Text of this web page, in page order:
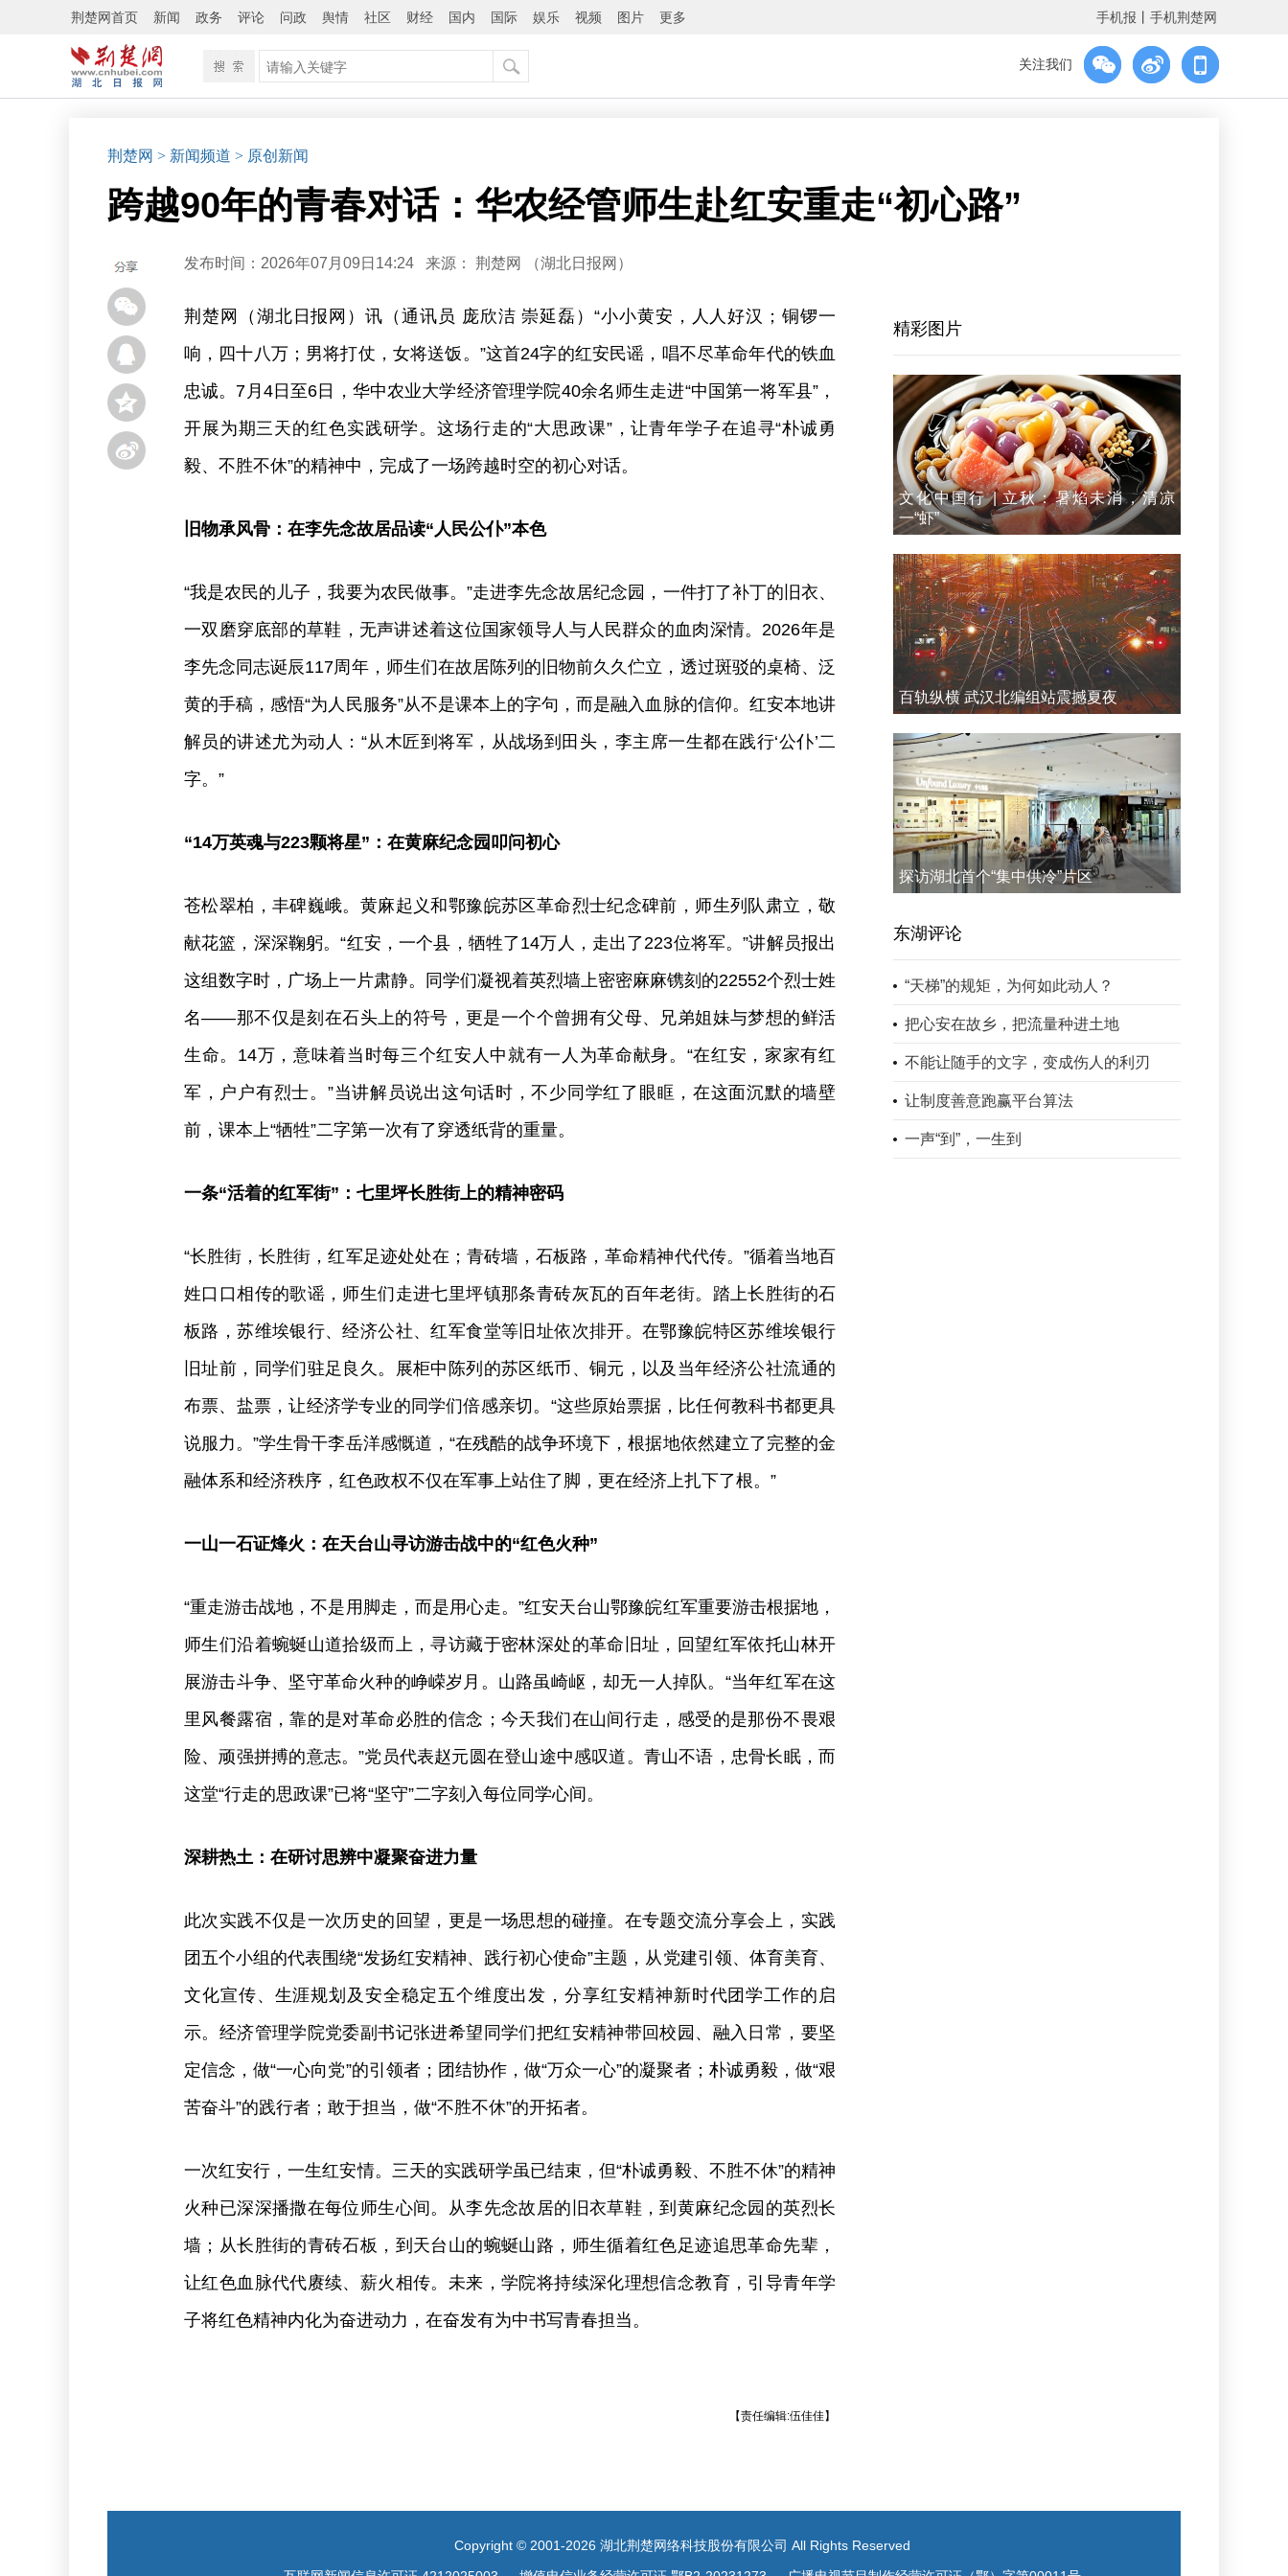
荆楚网首页 新闻 政务 评论 问政 舆情 社区 财经 国内 国际 娱乐 视频 图片 更多 手机报 手机荆楚网
关注我们
荆楚网 > 新闻频道 > 原创新闻
跨越90年的青春对话：华农经管师生赴红安重走“初心路”
发布时间：2026年07月09日14:24 来源： 荆楚网 ​（湖北日报网）
荆楚网（湖北日报网）讯（通讯员 庞欣洁 崇延磊）“小小黄安，人人好汉；铜锣一
响，四十八万；男将打仗，女将送饭。”这首24字的红安民谣，唱不尽革命年代的铁血
忠诚。7月4日至6日，华中农业大学经济管理学院40余名师生走进“中国第一将军县”，
开展为期三天的红色实践研学。这场行走的“大思政课”，让青年学子在追寻“朴诚勇
毅、不胜不休”的精神中，完成了一场跨越时空的初心对话。
旧物承风骨：在李先念故居品读“人民公仆”本色
“我是农民的儿子，我要为农民做事。”走进李先念故居纪念园，一件打了补丁的旧衣、
一双磨穿底部的草鞋，无声讲述着这位国家领导人与人民群众的血肉深情。2026年是
李先念同志诞辰117周年，师生们在故居陈列的旧物前久久伫立，透过斑驳的桌椅、泛
黄的手稿，感悟“为人民服务”从不是课本上的字句，而是融入血脉的信仰。红安本地讲
解员的讲述尤为动人：“从木匠到将军，从战场到田头，李主席一生都在践行‘公仆’二
字。”
“14万英魂与223颗将星”：在黄麻纪念园叩问初心
苍松翠柏，丰碑巍峨。黄麻起义和鄂豫皖苏区革命烈士纪念碑前，师生列队肃立，敬
献花篮，深深鞠躬。“红安，一个县，牺牲了14万人，走出了223位将军。”讲解员报出
这组数字时，广场上一片肃静。同学们凝视着英烈墙上密密麻麻镌刻的22552个烈士姓
名——那不仅是刻在石头上的符号，更是一个个曾拥有父母、兄弟姐妹与梦想的鲜活
生命。14万，意味着当时每三个红安人中就有一人为革命献身。“在红安，家家有红
军，户户有烈士。”当讲解员说出这句话时，不少同学红了眼眶，在这面沉默的墙壁
前，课本上“牺牲”二字第一次有了穿透纸背的重量。
一条“活着的红军街”：七里坪长胜街上的精神密码
“长胜街，长胜街，红军足迹处处在；青砖墙，石板路，革命精神代代传。”循着当地百
姓口口相传的歌谣，师生们走进七里坪镇那条青砖灰瓦的百年老街。踏上长胜街的石
板路，苏维埃银行、经济公社、红军食堂等旧址依次排开。在鄂豫皖特区苏维埃银行
旧址前，同学们驻足良久。展柜中陈列的苏区纸币、铜元，以及当年经济公社流通的
布票、盐票，让经济学专业的同学们倍感亲切。“这些原始票据，比任何教科书都更具
说服力。”学生骨干李岳洋感慨道，“在残酷的战争环境下，根据地依然建立了完整的金
融体系和经济秩序，红色政权不仅在军事上站住了脚，更在经济上扎下了根。”
一山一石证烽火：在天台山寻访游击战中的“红色火种”
“重走游击战地，不是用脚走，而是用心走。”红安天台山鄂豫皖红军重要游击根据地，
师生们沿着蜿蜒山道拾级而上，寻访藏于密林深处的革命旧址，回望红军依托山林开
展游击斗争、坚守革命火种的峥嵘岁月。山路虽崎岖，却无一人掉队。“当年红军在这
里风餐露宿，靠的是对革命必胜的信念；今天我们在山间行走，感受的是那份不畏艰
险、顽强拼搏的意志。”党员代表赵元圆在登山途中感叹道。青山不语，忠骨长眠，而
这堂“行走的思政课”已将“坚守”二字刻入每位同学心间。
深耕热土：在研讨思辨中凝聚奋进力量
此次实践不仅是一次历史的回望，更是一场思想的碰撞。在专题交流分享会上，实践
团五个小组的代表围绕“发扬红安精神、践行初心使命”主题，从党建引领、体育美育、
文化宣传、生涯规划及安全稳定五个维度出发，分享红安精神新时代团学工作的启
示。经济管理学院党委副书记张进希望同学们把红安精神带回校园、融入日常，要坚
定信念，做“一心向党”的引领者；团结协作，做“万众一心”的凝聚者；朴诚勇毅，做“艰
苦奋斗”的践行者；敢于担当，做“不胜不休”的开拓者。
一次红安行，一生红安情。三天的实践研学虽已结束，但“朴诚勇毅、不胜不休”的精神
火种已深深播撒在每位师生心间。从李先念故居的旧衣草鞋，到黄麻纪念园的英烈长
墙；从长胜街的青砖石板，到天台山的蜿蜒山路，师生循着红色足迹追思革命先辈，
让红色血脉代代赓续、薪火相传。未来，学院将持续深化理想信念教育，引导青年学
子将红色精神内化为奋进动力，在奋发有为中书写青春担当。
【责任编辑:伍佳佳】
精彩图片
文化中国行 | 立秋：暑焰未消，清凉
一“虾”
百轨纵横 武汉北编组站震撼夏夜
探访湖北首个“集中供冷”片区
东湖评论
“天梯”的规矩，为何如此动人？
把心安在故乡，把流量种进土地
不能让随手的文字，变成伤人的利刃
让制度善意跑赢平台算法
一声“到”，一生到
Copyright © 2001-2026 湖北荆楚网络科技股份有限公司 All Rights Reserved